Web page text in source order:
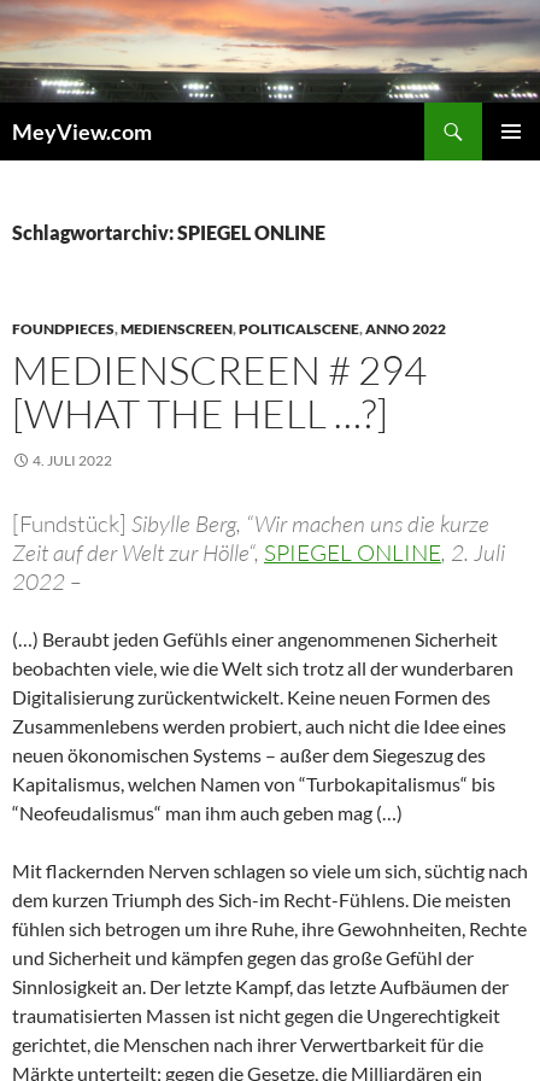
Zum
Inhalt
springen
MeyView.com
Schlagwortarchiv: SPIEGEL ONLINE
FOUNDPIECES,MEDIENSCREEN,POLITICALSCENE,ANNO 2022
MEDIENSCREEN # 294
[WHAT THE HELL …?]
4. JULI 2022
[Fundstück] Sibylle Berg, “Wir machen uns die kurze
Zeit auf der Welt zur Hölle“, SPIEGEL ONLINE, 2. Juli
2022 –
(…) Beraubt jeden Gefühls einer angenommenen Sicherheit
beobachten viele, wie die Welt sich trotz all der wunderbaren
Digitalisierung zurückentwickelt. Keine neuen Formen des
Zusammenlebens werden probiert, auch nicht die Idee eines
neuen ökonomischen Systems – außer dem Siegeszug des
Kapitalismus, welchen Namen von “Turbokapitalismus“ bis
“Neofeudalismus“ man ihm auch geben mag (…)
Mit flackernden Nerven schlagen so viele um sich, süchtig nach
dem kurzen Triumph des Sich-im Recht-Fühlens. Die meisten
fühlen sich betrogen um ihre Ruhe, ihre Gewohnheiten, Rechte
und Sicherheit und kämpfen gegen das große Gefühl der
Sinnlosigkeit an. Der letzte Kampf, das letzte Aufbäumen der
traumatisierten Massen ist nicht gegen die Ungerechtigkeit
gerichtet, die Menschen nach ihrer Verwertbarkeit für die
Märkte unterteilt; gegen die Gesetze, die Milliardären ein